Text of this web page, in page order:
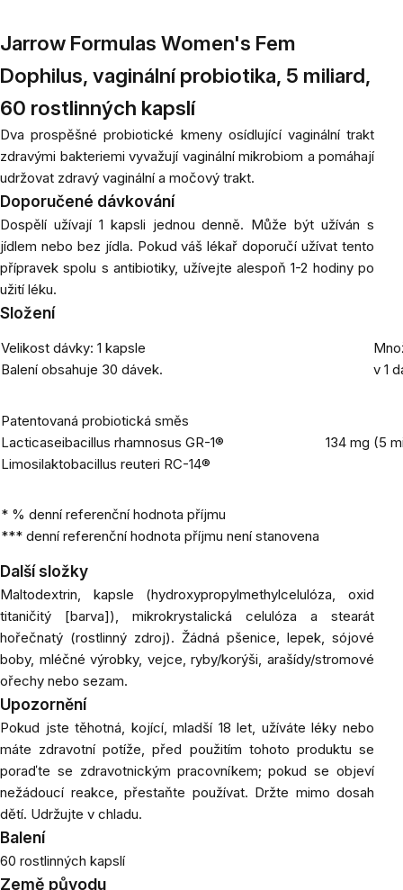
Jarrow Formulas Women's Fem
Dophilus, vaginální probiotika, 5 miliard,
60 rostlinných kapslí
Dva prospěšné probiotické kmeny osídlující vaginální trakt
zdravými bakteriemi vyvažují vaginální mikrobiom a pomáhají
udržovat zdravý vaginální a močový trakt.
Doporučené dávkování
Dospělí užívají 1 kapsli jednou denně. Může být užíván s
jídlem nebo bez jídla. Pokud váš lékař doporučí užívat tento
přípravek spolu s antibiotiky, užívejte alespoň 1-2 hodiny po
užití léku.
Složení
Velikost dávky: 1 kapsle
Balení obsahuje 30 dávek.
v 1
Patentovaná probiotická směs
Lacticaseibacillus rhamnosus GR-1®
Limosilaktobacillus reuteri RC-14®
134 mg (5
* % denní referenční hodnota příjmu
*** denní referenční hodnota příjmu není stanovena
Další složky
Maltodextrin, kapsle (hydroxypropylmethylcelulóza, oxid
titaničitý [barva]), mikrokrystalická celulóza a stearát
hořečnatý (rostlinný zdroj). Žádná pšenice, lepek, sójové
boby, mléčné výrobky, vejce, ryby/korýši, arašídy/stromové
ořechy nebo sezam.
Upozornění
Pokud jste těhotná, kojící, mladší 18 let, užíváte léky nebo
máte zdravotní potíže, před použitím tohoto produktu se
poraďte se zdravotnickým pracovníkem;pokud se objeví
nežádoucí reakce, přestaňte používat. Držte mimo dosah
dětí. Udržujte v chladu.
Balení
60 rostlinných kapslí
Země původu